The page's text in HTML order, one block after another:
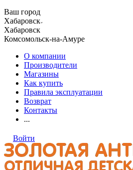
Ваш город
Хабаровск
Хабаровск
Комсомольск-на-Амуре
О компании
Производители
Магазины
Как купить
Правила эксплуатации
Возврат
Контакты
...
Войти